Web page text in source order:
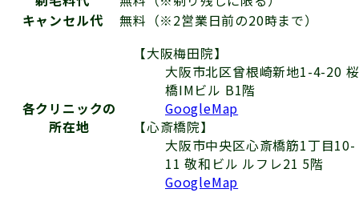
キャンセル代
無料（※2営業日前の20時まで）
各クリニックの
所在地
【大阪梅田院】
大阪市北区曾根崎新地1-4-20 桜
橋IMビル B1階
GoogleMap
【心斎橋院】
大阪市中央区心斎橋筋1丁目10-
11 敬和ビル ルフレ21 5階
GoogleMap